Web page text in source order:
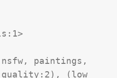
nsfw, paintings,
quality:2), (low